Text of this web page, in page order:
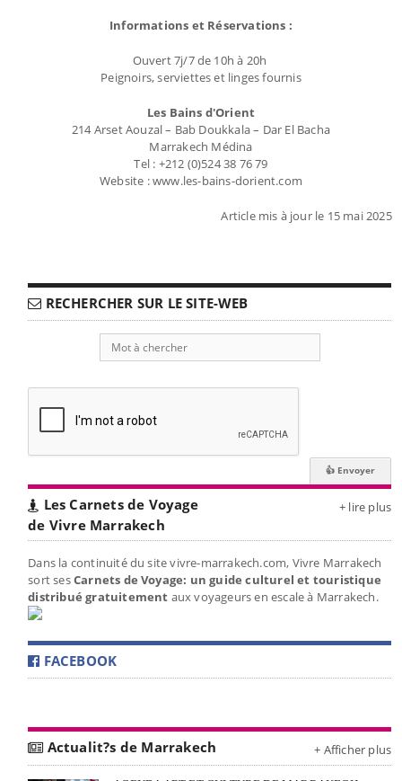
Informations et Réservations :
Ouvert 7j/7 de 10h à 20h
Peignoirs, serviettes et linges fournis
Les Bains d'Orient
214 Arset Aouzal – Bab Doukkala – Dar El Bacha
Marrakech Médina
Tel : +212 (0)524 38 76 79
Website : www.les-bains-dorient.com
Article mis à jour le 15 mai 2025
RECHERCHER SUR LE SITE-WEB
Les Carnets de Voyage
de Vivre Marrakech
+ lire plus
Dans la continuité du site vivre-marrakech.com, Vivre Marrakech
sort sesCarnets de Voyage: un guide culturel et touristique
distribué gratuitement aux voyageurs en escale à Marrakech.
FACEBOOK
Actualit?s de Marrakech + Afficher plus